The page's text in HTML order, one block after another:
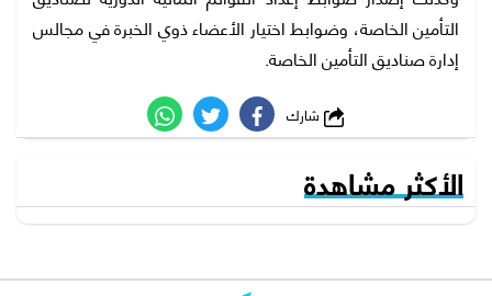
التأمين الخاصة، وضوابط اختيار الأعضاء ذوي الخبرة في مجالس
إدارة صناديق التأمين الخاصة.
الأكثر مشاهدة